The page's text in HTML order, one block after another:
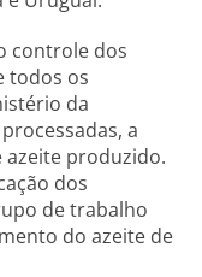
controle dos
todos os
da
a
azeite produzido.
dos
de trabalho
do azeite de